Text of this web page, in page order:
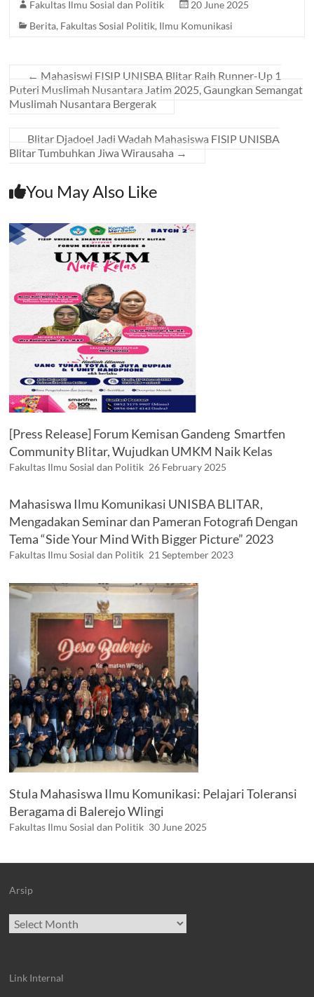
Fakultas Ilmu Sosial dan Politik
20 June 2025
Berita, Fakultas Sosial Politik, Ilmu Komunikasi
← Mahasiswi FISIP UNISBA Blitar Raih Runner-Up 1
Puteri Muslimah Nusantara Jatim 2025, Gaungkan Semangat
Muslimah Nusantara Bergerak
Blitar Djadoel Jadi Wadah Mahasiswa FISIP UNISBA
Blitar Tumbuhkan Jiwa Wirausaha →
You May Also Like
[Press Release] Forum Kemisan Gandeng Smartfen
Community Blitar, Wujudkan UMKM Naik Kelas
Fakultas Ilmu Sosial dan Politik 26 February 2025
Mahasiswa Ilmu Komunikasi UNISBA BLITAR,
Mengadakan Seminar dan Pameran Fotografi Dengan
Tema “Side Your Mind With Bigger Picture” 2023
Fakultas Ilmu Sosial dan Politik 21 September 2023
Stula Mahasiswa Ilmu Komunikasi: Pelajari Toleransi
Beragama di Balerejo Wlingi
Fakultas Ilmu Sosial dan Politik 30 June 2025
Arsip
Archives
Link Internal